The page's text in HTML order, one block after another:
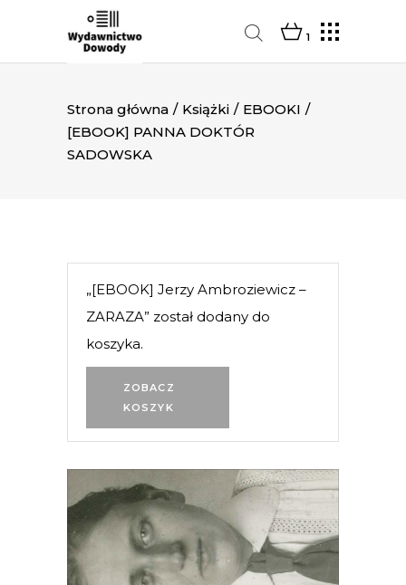
1
Strona główna / Książki / EBOOKI /
[EBOOK] PANNA DOKTÓR
SADOWSKA
ZOBACZ
KOSZYK
„[EBOOK] Jerzy Ambroziewicz –
ZARAZA” został dodany do
koszyka.